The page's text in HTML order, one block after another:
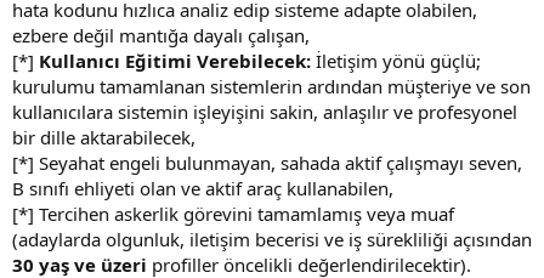
hata kodunu hızlıca analiz edip sisteme adapte olabilen,
ezbere değil mantığa dayalı çalışan,
[*] Kullanıcı Eğitimi Verebilecek: İletişim yönü güçlü;
kurulumu tamamlanan sistemlerin ardından müşteriye ve son
kullanıcılara sistemin işleyişini sakin, anlaşılır ve profesyonel
bir dille aktarabilecek,
[*] Seyahat engeli bulunmayan, sahada aktif çalışmayı seven,
B sınıfı ehliyeti olan ve aktif araç kullanabilen,
[*] Tercihen askerlik görevini tamamlamış veya muaf
(adaylarda olgunluk, iletişim becerisi ve iş sürekliliği açısından
30 yaş ve üzeri profiller öncelikli değerlendirilecektir).